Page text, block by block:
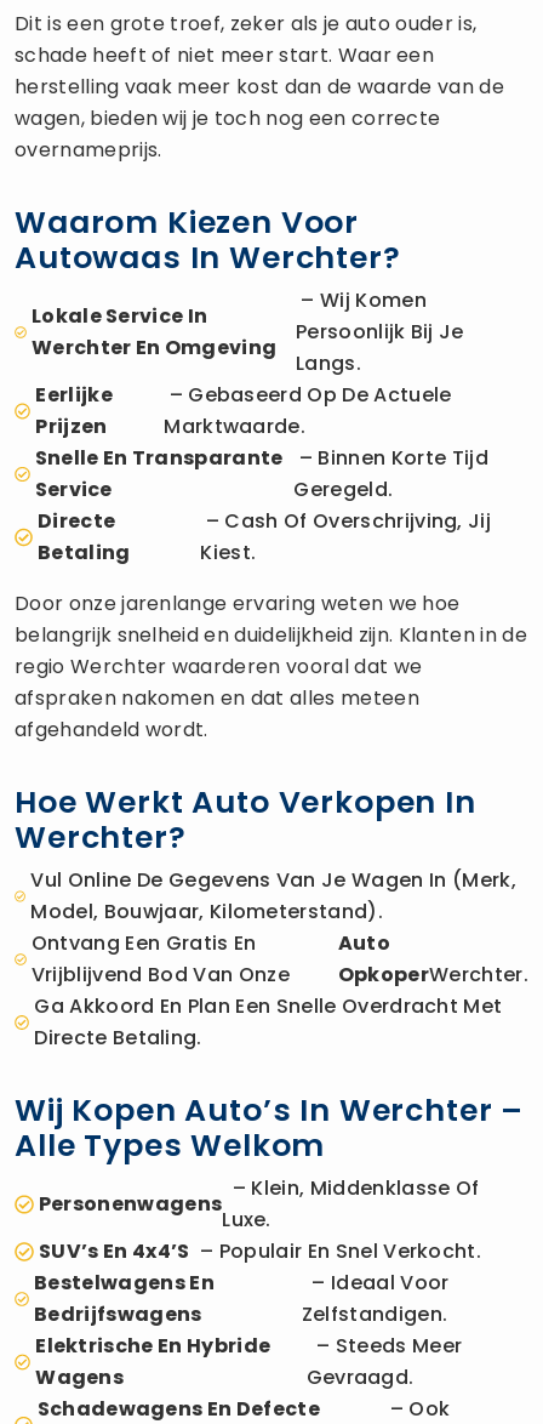
Dit is een grote troef, zeker als je auto ouder is,
schade heeft of niet meer start. Waar een
herstelling vaak meer kost dan de waarde van de
wagen, bieden wij je toch nog een correcte
overnameprijs.
Waarom Kiezen Voor
Autowaas In Werchter?
Lokale Service In
Werchter En Omgeving
– Wij Komen
Persoonlijk Bij Je
Langs.
Eerlijke
Prijzen
– Gebaseerd Op De Actuele
Marktwaarde.
Snelle En Transparante
Service
– Binnen Korte Tijd
Geregeld.
Directe
Betaling
– Cash Of Overschrijving, Jij
Kiest.
Door onze jarenlange ervaring weten we hoe
belangrijk snelheid en duidelijkheid zijn. Klanten in de
regio Werchter waarderen vooral dat we
afspraken nakomen en dat alles meteen
afgehandeld wordt.
Hoe Werkt Auto Verkopen In
Werchter?
Vul Online De Gegevens Van Je Wagen In (merk,
Model, Bouwjaar, Kilometerstand).
Ontvang Een Gratis En
Vrijblijvend Bod Van Onze
Auto
OpkoperWerchter.
Ga Akkoord En Plan Een Snelle Overdracht Met
Directe Betaling.
Wij Kopen Auto’s In Werchter –
Alle Types Welkom
Personenwagens
– Klein, Middenklasse Of
Luxe.
SUV’s En 4x4’s – Populair En Snel Verkocht.
Bestelwagens En
Bedrijfswagens
– Ideaal Voor
Zelfstandigen.
Elektrische En Hybride
Wagens
– Steeds Meer
Gevraagd.
Schadewagens En Defecte
– Ook